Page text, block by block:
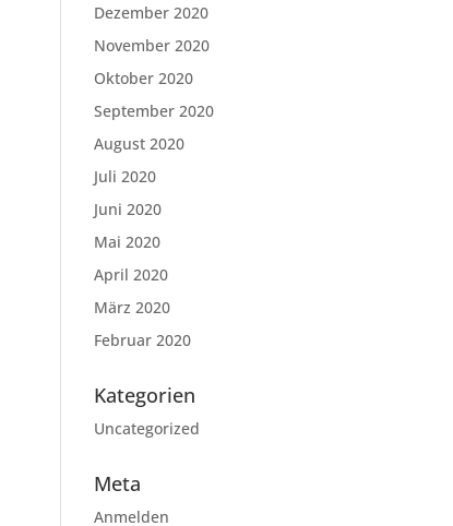
Dezember 2020
November 2020
Oktober 2020
September 2020
August 2020
Juli 2020
Juni 2020
Mai 2020
April 2020
März 2020
Februar 2020
Kategorien
Uncategorized
Meta
Anmelden